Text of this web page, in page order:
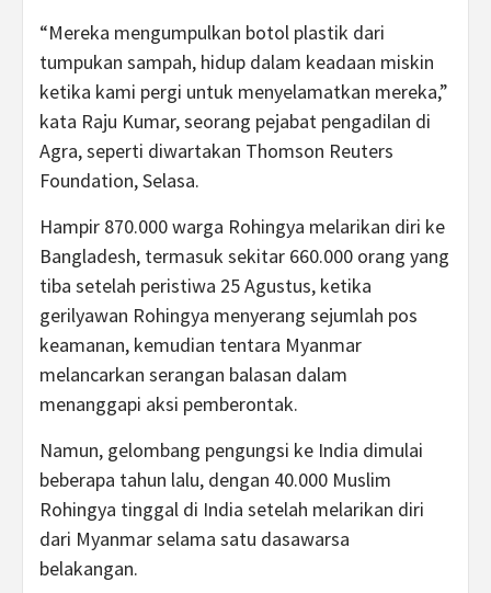
“Mereka mengumpulkan botol plastik dari
tumpukan sampah, hidup dalam keadaan miskin
ketika kami pergi untuk menyelamatkan mereka,”
kata Raju Kumar, seorang pejabat pengadilan di
Agra, seperti diwartakan Thomson Reuters
Foundation, Selasa.
Hampir 870.000 warga Rohingya melarikan diri ke
Bangladesh, termasuk sekitar 660.000 orang yang
tiba setelah peristiwa 25 Agustus, ketika
gerilyawan Rohingya menyerang sejumlah pos
keamanan, kemudian tentara Myanmar
melancarkan serangan balasan dalam
menanggapi aksi pemberontak.
Namun, gelombang pengungsi ke India dimulai
beberapa tahun lalu, dengan 40.000 Muslim
Rohingya tinggal di India setelah melarikan diri
dari Myanmar selama satu dasawarsa
belakangan.